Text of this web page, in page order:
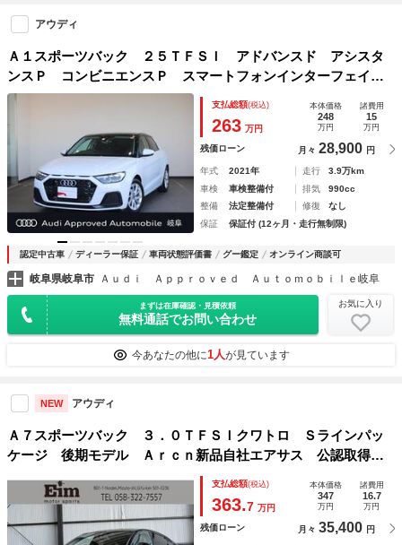
アウディ
Ａ１スポーツバック ２５ＴＦＳＩ アドバンスド アシスタ
ンスＰ コンビニエンスＰ スマートフォンインターフェイ
ス ナビゲーションＰ シートヒーター ＣＡＲＰＬＡＹ Ｅ
支払総額(税込)
263 万円
本体価格
248
万円
諸費用
15
万円
残価ローン 月々 28,900 円
年式 2021年 走行
3.9万km
車検
車検整備付 排気
990cc
整備
法定整備付 修復
なし
保証
保証付 (12ヶ月・走行無制限)
認定中古車 ディーラー保証 車両状態評価書 グー鑑定 オンライン商談可
岐阜県岐阜市 Ａｕｄｉ Ａｐｐｒｏｖｅｄ Ａｕｔｏｍｏｂｉｌｅ岐阜
まずは在庫確認・見積依頼
無料通話でお問い合わせ
お気に入り
今あなたの他に1人が見ています
NEW アウディ
Ａ７スポーツバック ３．０ＴＦＳＩクワトロ Ｓラインパッ
ケージ 後期モデル Ａｒｃｎ新品自社エアサス 公認取得
済 Ａｒｃａｎａ Ｐｅｒｆｏｒｍａｎｃｅ Ａｒｃｎボディ
キット ＨＲＥ Ｓ１０１鍛造３ピース２１インチＡＷ ＡＬ
Ｌ新品パーツカスタム ＳラインＰＫＧ
支払総額(税込)
363.7 万円
本体価格
347
万円
諸費用
16.7
万円
残価ローン 月々 35,400 円